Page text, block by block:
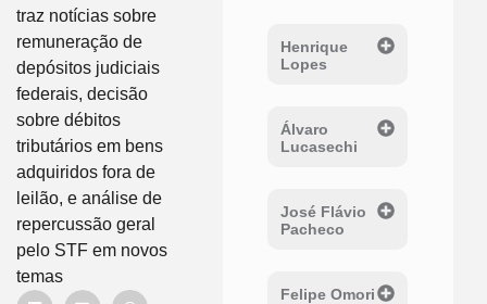
traz notícias sobre
remuneração de
depósitos judiciais
federais, decisão
sobre débitos
tributários em bens
adquiridos fora de
leilão, e análise de
repercussão geral
pelo STF em novos
temas
Henrique
Lopes
Álvaro
Lucasechi
José Flávio
Pacheco
Felipe Omori